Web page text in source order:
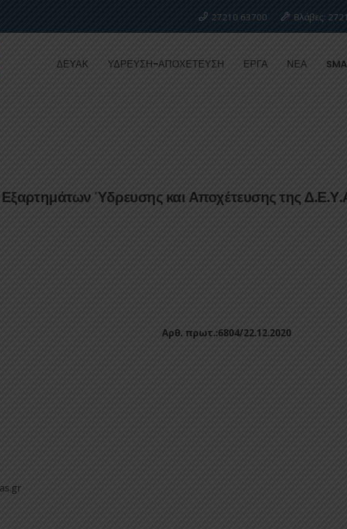
27210 63700 Βλάβες:
ΔΕΥΑΚ ΥΔΡΕΥΣΗ-ΑΠΟΧΕΤΕΥΣΗ ΕΡΓΑ ΝΕΑ
Εξαρτημάτων Ύδρευσης και Αποχέτευσης της
Αρθ. πρωτ.:6804/22.12.2020